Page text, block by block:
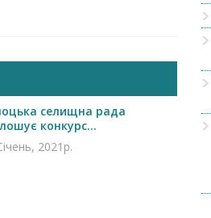
селищна рада
конкурс...
2021р.
Чеська компанія NAMZOR